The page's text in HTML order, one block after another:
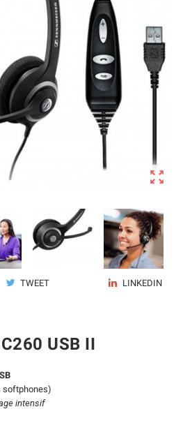

TWEET LINKEDIN
USB II
softphones)
intensif